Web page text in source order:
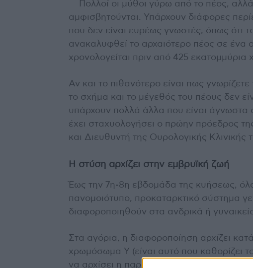
Πολλοί οι μύθοι γύρω από το πέος,
αμφισβητούνται. Υπάρχουν διάφορες
που δεν είναι ευρέως γνωστές, όπως ότι
ανακαλυφθεί το αρχαιότερο πέος σε
χρονολογείται πριν από 425 εκατομμύρια
Αν και το πιθανότερο είναι πως
το σχήμα και το μέγεθός του πέους δεν
υπάρχουν πολλά άλλα που είναι
έχει σταχυολογήσει ο πρώην πρόεδρος
και Διευθυντή της Ουρολογικής
Η στύση αρχίζει στην εμβρυϊκή ζωή
Έως την 7η-8η εβδομάδα της κυήσεως,
πανομοιότυπο, προκαταρκτικό σύστημα
διαφοροποιηθούν στα ανδρικά ή
Στα αγόρια, η διαφοροποίηση αρχίζει
χρωμόσωμα Υ (είναι αυτό που καθορίζει
να αρχίσει η παραγωγή της